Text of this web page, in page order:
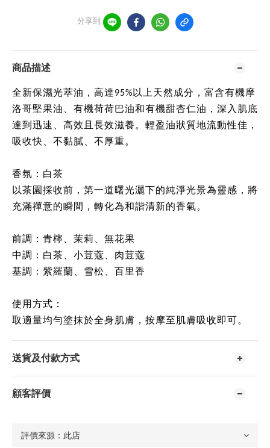
分享到
商品描述
全新保濕光萃油，高達95%以上天然成分，富含有機摩
洛哥堅果油、有機荷荷巴油和有機甜杏仁油，深入肌底
達到迅速、高效且長效滋養。輕盈油狀質地流動性佳，
吸收快、不黏膩、不厚重。
香氛：白茶
以茶園採收前，第一道曙光灑下的純淨光景為靈感，將
充滿禪意的瞬間，轉化為和諧清新的香氣。
前調：青檸、茉莉、無花果
中調：白茶、小荳蔻、肉荳蔻
基調：紫羅蘭、雪松、百里香
使用方式：
取適量均勻塗抹於全身肌膚，按摩至肌膚吸收即可。
送貨及付款方式
顧客評價